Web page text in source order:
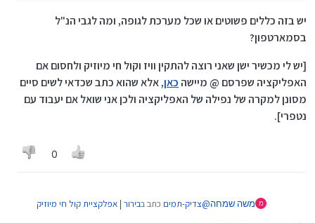
יש בזה כללים פשוטים או שכל מערכת לגופה, ומה לגבי הנ"ל
בסמארטפון?
[יש לי מכשיר ישן שאני רוצה להתקין וויז וקול חי מיוזיק ולחסום אם
האפליקציה שפרסם @ מיישה כאן, אלא שהוא כתב שכדאי לשים סיים
מסונן למקרה של נפילה של האפליקציה ולכן אני שואל אם יעבוד עם
נטפרי].
0
מ משה שמחה@צדיק-תמים כתב בבירור | אפלקציית קול חי מיוזיק